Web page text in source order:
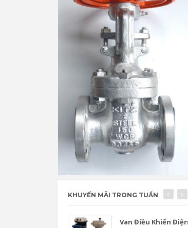
KHUYẾN MÃI TRONG TUẦN
Van Điều Khiển Điện